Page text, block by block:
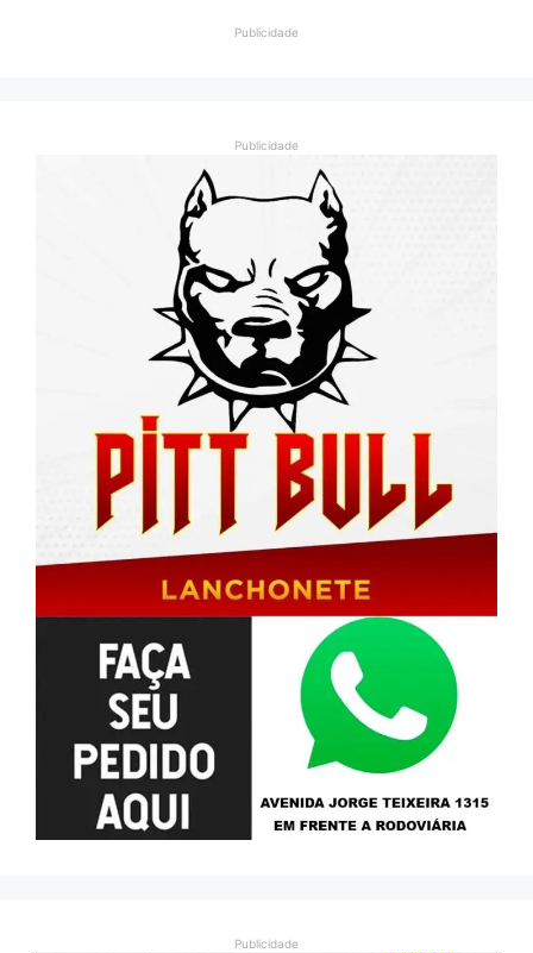
Publicidade
Publicidade
Publicidade